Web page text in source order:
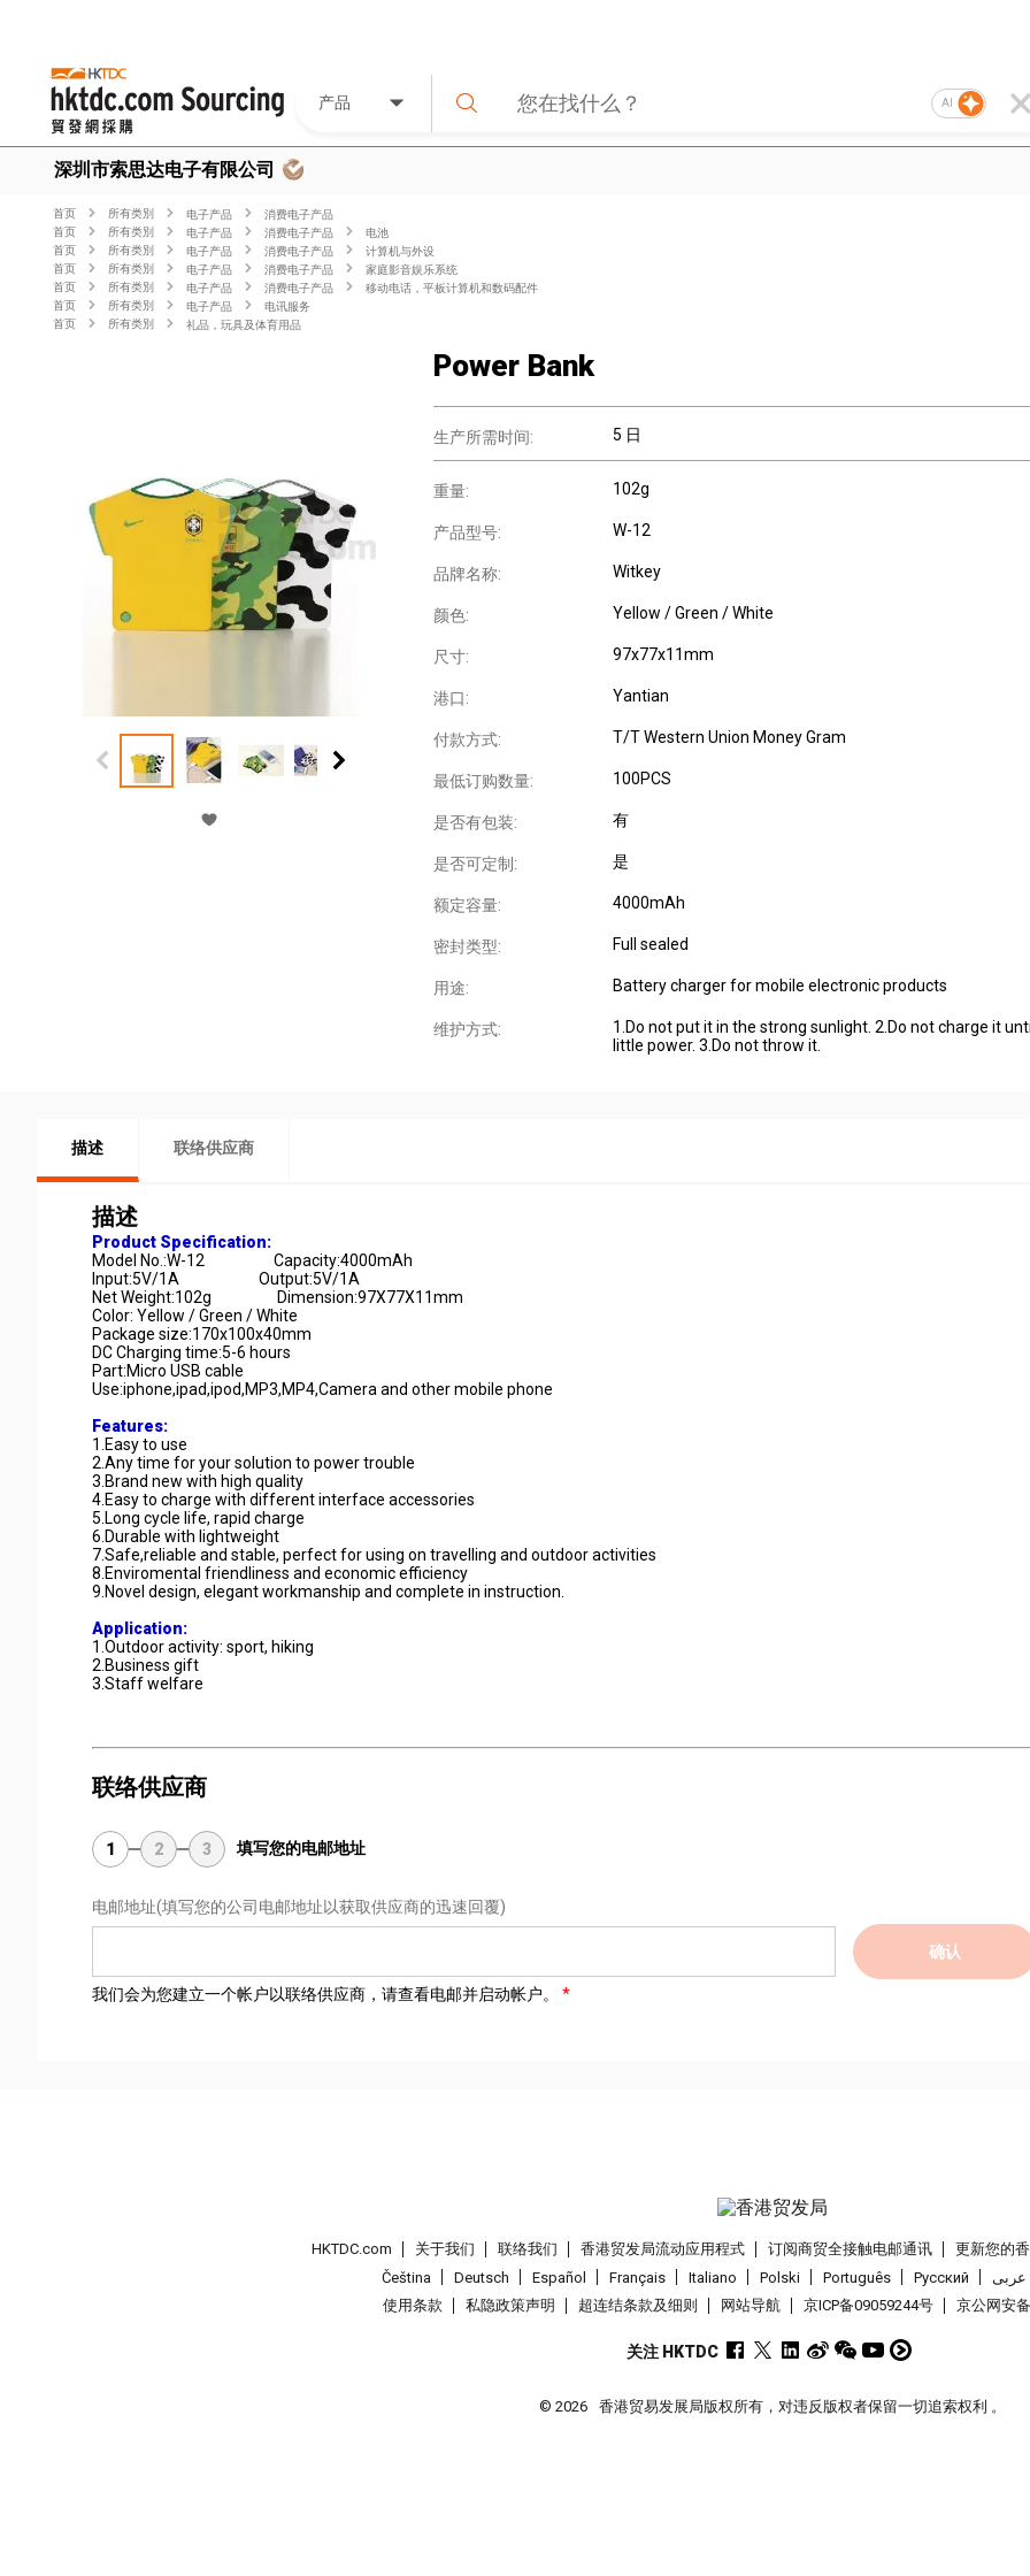
产品 AI
深圳市索思达电子有限公司
首页 所有类別 电子产品
消费电子产品
首页
所有类別 电子产品 消费电子产品
电池
首页
所有类別 电子产品 消费电子产品
计算机与外设
首页
所有类別 电子产品 消费电子产品
家庭影音娱乐系统
首页
所有类別 电子产品 消费电子产品
移动电话，平板计算机和数码配件
首页
所有类別 电子产品
电讯服务
首页
所有类別 礼品，玩具及体育用品
Power Bank
生产所需时间: 5 日
重量: 102g
产品型号: W-12
品牌名称: Witkey
颜色: Yellow / Green / White
尺寸: 97x77x11mm
港口: Yantian
付款方式: T/T Western Union Money Gram
最低订购数量: 100PCS
是否有包装: 有
是否可定制: 是
额定容量: 4000mAh
密封类型: Full sealed
用途: Battery charger for mobile electronic products
维护方式:
1.Do not put it in the strong sunlight. 2.Do not charge it
little power. 3.Do not throw it.
描述 联络供应商
描述
Product Specification:
Model No.:W-12 Capacity:4000mAh
Input:5V/1A Output:5V/1A
Net Weight:102g Dimension:97X77X11mm
Color: Yellow / Green / White
Package size:170x100x40mm
DC Charging time:5-6 hours
Part:Micro USB cable
Use:iphone,ipad,ipod,MP3,MP4,Camera and other mobile phone
Features:
1.Easy to use
2.Any time for your solution to power trouble
3.Brand new with high quality
4.Easy to charge with different interface accessories
5.Long cycle life, rapid charge
6.Durable with lightweight
7.Safe,reliable and stable, perfect for using on travelling and outdoor activities
8.Enviromental friendliness and economic efficiency
9.Novel design, elegant workmanship and complete in instruction.
Application:
1.Outdoor activity: sport, hiking
2.Business gift
3.Staff welfare
联络供应商
1 2 3 填写您的电邮地址
电邮地址(填写您的公司电邮地址以获取供应商的迅速回覆)
确认
我们会为您建立一个帐户以联络供应商，请查看电邮并启动帐户。
HKTDC.com 关于我们 联络我们 香港贸发局流动应用程式 订阅商贸全接触电邮通讯 更新您的
Čeština
Deutsch Español Français Italiano Polski Português Pусский عربى
使用条款
私隐政策声明 超连结条款及细则 网站导航 京ICP备09059244号 京公网安
关注 HKTDC
© 2026 香港贸易发展局版权所有，对违反版权者保留一切追索权利 。